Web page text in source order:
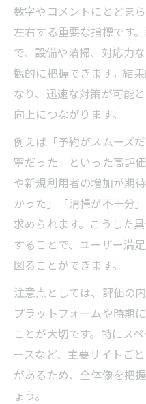
の作り方
レンタルスペー
掘り解説
レンタルスペー
げるコツ
レンタルスペー
ポイント分析
レンタルスペ
る方法
利用者評価に基づく
営術
レンタルスペー
活かす方法
レンタルスペー
営課題
レンタルスペー
の実践例
レンタルスペー
数字やコメントにとどま
左右する重要な指標です
で、設備や清掃、対応力
観的に把握できます。結
なり、迅速な対策が可能
向上につながります。
例えば「予約がスムーズ
寧だった」といった高評
や新規利用者の増加が期
かった」「清掃が不十分
求められます。こうした
することで、ユーザー満
図ることができます。
注意点としては、評価の
プラットフォームや時期
ことが大切です。特にス
ースなど、主要サイトご
があるため、全体像を把
ょう。